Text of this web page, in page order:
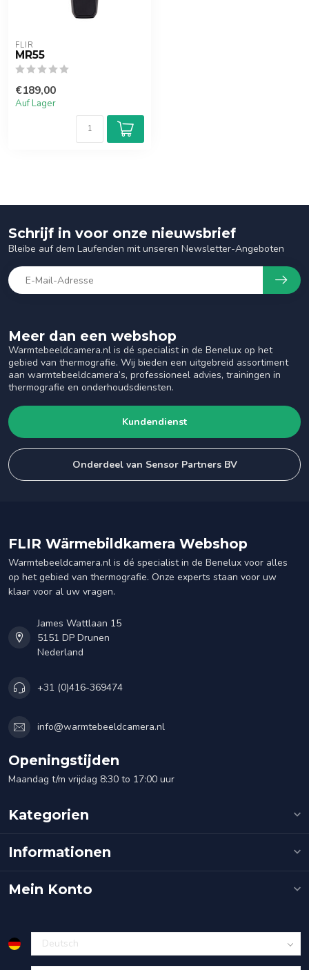
FLIR
MR55
€189,00
Auf Lager
Meer dan een webshop
Warmtebeeldcamera.nl is dé specialist in de Benelux op het
gebied van thermografie. Wij bieden een uitgebreid assortiment
aan warmtebeeldcamera’s, professioneel advies, trainingen in
thermografie en onderhoudsdiensten.
Kundendienst
Onderdeel van Sensor Partners BV
Schrijf in voor onze nieuwsbrief
Bleibe auf dem Laufenden mit unseren Newsletter-Angeboten
FLIR Wärmebildkamera Webshop
Warmtebeeldcamera.nl is dé specialist in de Benelux voor alles
op het gebied van thermografie. Onze experts staan voor uw
klaar voor al uw vragen.
James Wattlaan 15
5151 DP Drunen
Nederland
+31 (0)416-369474
info@warmtebeeldcamera.nl
Openingstijden
Maandag t/m vrijdag 8:30 to 17:00 uur
Kategorien
Informationen
Mein Konto